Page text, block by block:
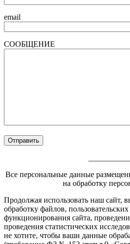
email
СООБЩЕНИЕ
Все персональные данные
на обработку
Footer
Content
Продолжая использовать наш сайт,
обработку файлов,
функционирования сайта,
проведения статистических
не хотите, чтобы ваши данные